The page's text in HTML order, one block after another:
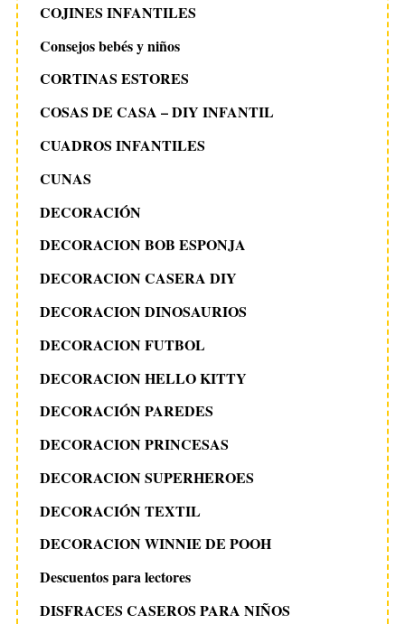
COJINES INFANTILES
Consejos bebés y niños
CORTINAS ESTORES
COSAS DE CASA – DIY INFANTIL
CUADROS INFANTILES
CUNAS
DECORACIÓN
DECORACION BOB ESPONJA
DECORACION CASERA DIY
DECORACION DINOSAURIOS
DECORACION FUTBOL
DECORACION HELLO KITTY
DECORACIÓN PAREDES
DECORACION PRINCESAS
DECORACION SUPERHEROES
DECORACIÓN TEXTIL
DECORACION WINNIE DE POOH
Descuentos para lectores
DISFRACES CASEROS PARA NIÑOS